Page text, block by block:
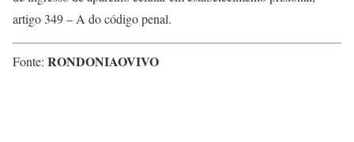
artigo 349 – A do código penal.
Fonte: RONDONIAOVIVO